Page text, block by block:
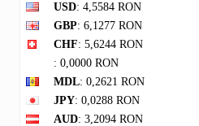
USD: 4,5584 RON
GBP: 6,1277 RON
CHF: 5,6244 RON
: 0,0000 RON
MDL: 0,2621 RON
JPY: 0,0288 RON
AUD: 3,2094 RON